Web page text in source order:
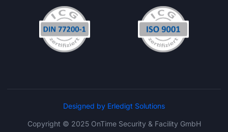
Designed by Erledigt Solutions
Copyright © 2025 OnTime Security & Facility GmbH